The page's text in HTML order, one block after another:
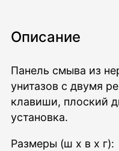
Описание
Панель смыва из
унитазов c двумя
клавиши, плоский
установка.
Размеры (ш x в x г):